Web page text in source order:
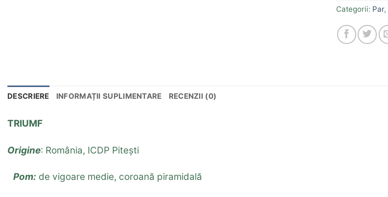
Categorii: Par,
DESCRIERE INFORMAȚII SUPLIMENTARE RECENZII (0)
TRIUMF
Origine: România, ICDP Pitești
Pom: de vigoare medie, coroană piramidală